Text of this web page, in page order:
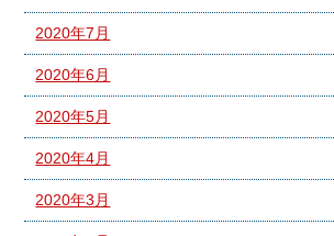
2020年7月
2020年6月
2020年5月
2020年4月
2020年3月